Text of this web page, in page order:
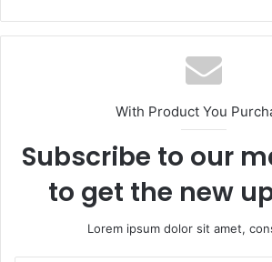
With Product You
Subscribe to our
to get the new
Lorem ipsum dolor sit amet,